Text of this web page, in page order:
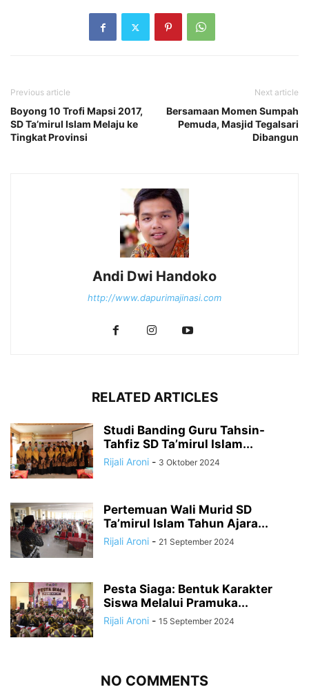
Previous article
Boyong 10 Trofi Mapsi 2017,
SD Ta’mirul Islam Melaju ke
Tingkat Provinsi
Next article
Bersamaan Momen Sumpah
Pemuda, Masjid Tegalsari
Dibangun
Andi Dwi Handoko
http://www.dapurimajinasi.com
RELATED ARTICLES
Studi Banding Guru Tahsin-
Tahfiz SD Ta’mirul Islam...
Rijali Aroni - 3 Oktober 2024
Pertemuan Wali Murid SD
Ta’mirul Islam Tahun Ajara...
Rijali Aroni - 21 September 2024
Pesta Siaga: Bentuk Karakter
Siswa Melalui Pramuka...
Rijali Aroni - 15 September 2024
NO COMMENTS